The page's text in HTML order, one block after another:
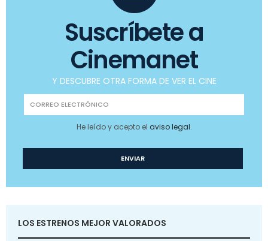
Suscríbete a
Cinemanet
Y DESCUBRE OTRA FORMA DE VER EL CINE
He leído y acepto el aviso legal.
LOS ESTRENOS MEJOR VALORADOS